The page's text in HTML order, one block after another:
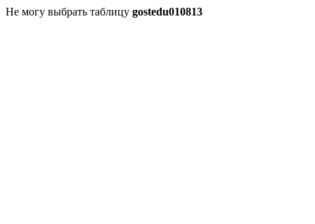
Не могу выбрать таблицу gostedu010813